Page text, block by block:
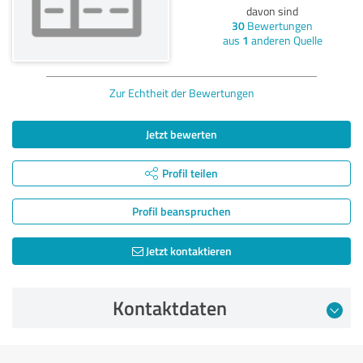
davon sind
30 Bewertungen
aus 1 anderen Quelle
Zur Echtheit der Bewertungen
Jetzt bewerten
Profil teilen
Profil beanspruchen
Jetzt kontaktieren
Kontaktdaten